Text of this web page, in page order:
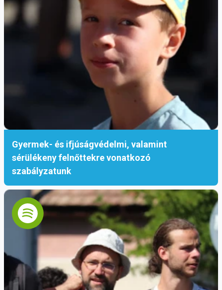
Gyermek- és ifjúságvédelmi, valamint
sérülékeny felnőttekre vonatkozó
szabályzatunk